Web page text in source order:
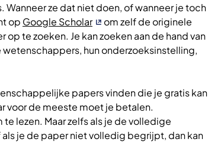
ze dat niet doen, of wanneer je toch
op Google Scholar
om zelf de originele
te zoeken. Je kan zoeken aan de hand van
hun onderzoeksinstelling,
papers vinden die je gratis kan
voor de meeste moet je betalen.
lezen. Maar zelfs als je de volledige
je de paper niet volledig begrijpt, dan kan